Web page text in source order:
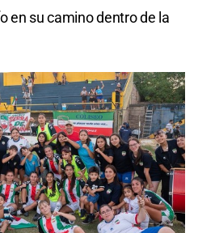
en su camino dentro de la